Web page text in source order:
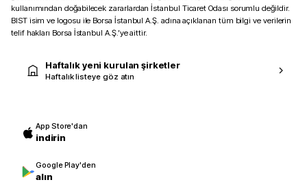
kullanımından doğabilecek zararlardan İstanbul Ticaret Odası sorumlu değildir.
BIST isim ve logosu ile Borsa İstanbul A.Ş. adına açıklanan tüm bilgi ve verilerin
telif hakları Borsa İstanbul A.Ş.’ye aittir.
Haftalık yeni kurulan şirketler
Haftalık listeye göz atın
App Store'dan
indirin
Google Play'den
alın